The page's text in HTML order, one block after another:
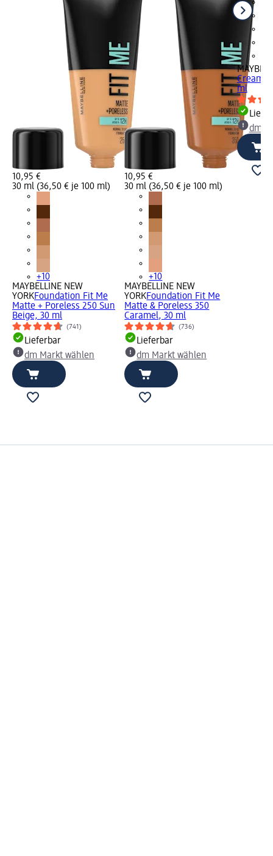
10,95 €
30 ml (36,50 € je 100 ml)
+10
MAYBELLINE NEW
YORKFoundation Fit Me
Matte + Poreless 250 Sun
Beige, 30 ml
(741)
Lieferbar
dm Markt wählen
10,95 €
30 ml (36,50 € je 100 ml)
+10
MAYBELLINE NEW
YORKFoundation Fit Me
Matte & Poreless 350
Caramel, 30 ml
(736)
Lieferbar
dm Markt wählen
Cream
ml
dm